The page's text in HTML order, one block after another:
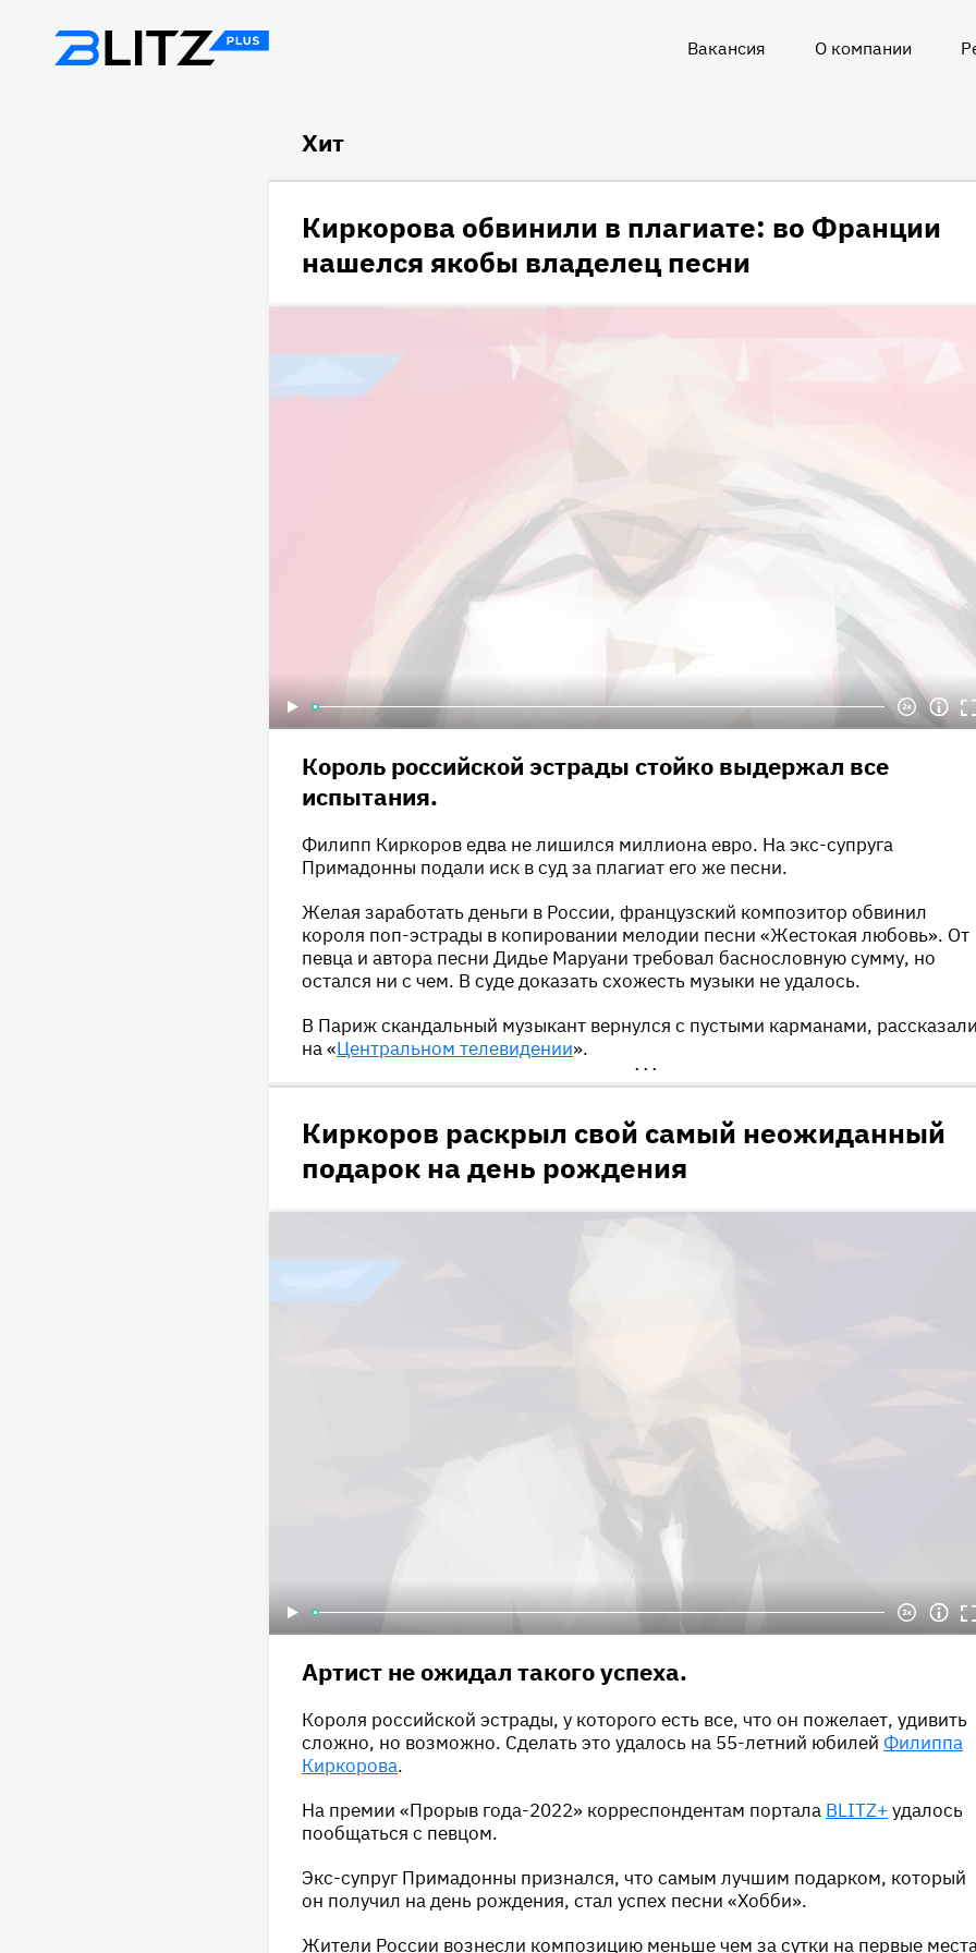
Вакансия О компании
Хит
Киркорова обвинили в плагиате: во Франции
нашелся якобы владелец песни
Король российской эстрады стойко выдержал все
испытания.
Филипп Киркоров едва не лишился миллиона евро. На экс-супруга
Примадонны подали иск в суд за плагиат его же песни.
Желая заработать деньги в России, французский композитор обвинил
короля поп-эстрады в копировании мелодии песни «Жестокая любовь». От
певца и автора песни Дидье Маруани требовал баснословную сумму, но
остался ни с чем. В суде доказать схожесть музыки не удалось.
В Париж скандальный музыкант вернулся с пустыми карманами,
на «Центральном телевидении».
•••
Киркоров раскрыл свой самый неожиданный
подарок на день рождения
Артист не ожидал такого успеха.
Короля российской эстрады, у которого есть все, что он пожелает, удивить
сложно, но возможно. Сделать это удалось на 55-летний юбилей Филиппа
Киркорова.
На премии «Прорыв года-2022» корреспондентам портала BLITZ+ удалось
пообщаться с певцом.
Экс-супруг Примадонны признался, что самым лучшим подарком, который
он получил на день рождения, стал успех песни «Хобби».
Жители России вознесли композицию меньше чем за сутки на первые